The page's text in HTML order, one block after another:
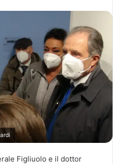
Figliuolo e il dottor